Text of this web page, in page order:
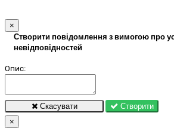
×
Створити повідомлення з вимогою про
невідповідностей
Опис:
Скасувати
Створити
×